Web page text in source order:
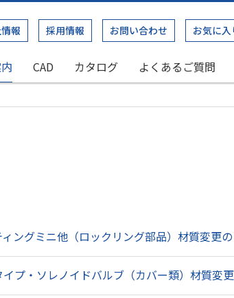
報 採用情報 お問い合わせ お気に入
CAD カタログ よくあるご質問
ングミニ他（ロックリング部品）材質変更
プ・ソレノイドバルブ（カバー類）材質変